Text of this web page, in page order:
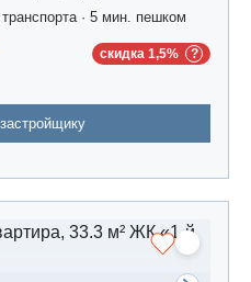
· 5 мин. пешком
скидка 1,5%